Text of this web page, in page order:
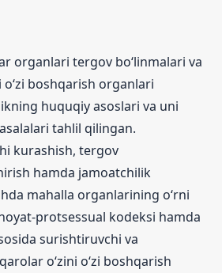
organlari tergov bo‘linmalari va
boshqarish organlari
huquqiy asoslari va uni
tahlil qilingan.
kurashish, tergov
hamda jamoatchilik
mahalla organlarining o‘rni
protsessual kodeksi hamda
surishtiruvchi va
o‘zini o‘zi boshqarish